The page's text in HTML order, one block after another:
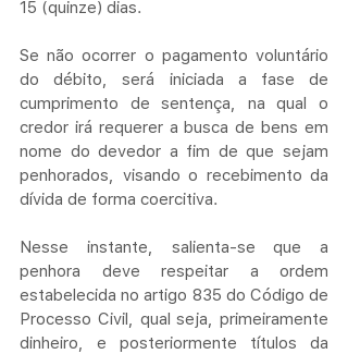
15 (quinze) dias.
Se não ocorrer o pagamento voluntário
do débito, será iniciada a fase de
cumprimento de sentença, na qual o
credor irá requerer a busca de bens em
nome do devedor a fim de que sejam
penhorados, visando o recebimento da
dívida de forma coercitiva.
Nesse instante, salienta-se que a
penhora deve respeitar a ordem
estabelecida no artigo 835 do Código de
Processo Civil, qual seja, primeiramente
dinheiro, e posteriormente títulos da